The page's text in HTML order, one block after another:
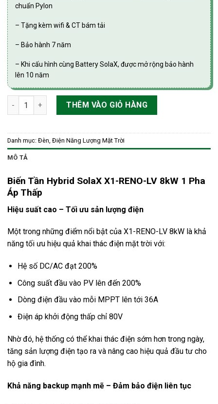
chuẩn Pylon
– Tặng kèm wifi & CT bám tải
– Bảo hành 7 năm
– Khi cấu hình cùng Battery SolaX, được mở rộng bảo hành
lên 10 năm
Biến Tần Hybrid SolaX X1-RENO-LV 8kW 1 Pha Áp Thấp số
THÊM VÀO GIỎ HÀNG
Danh mục: Đèn, Điện Năng Lượng Mặt Trời
MÔ TẢ
Biến Tần Hybrid SolaX X1-RENO-LV 8kW 1 Pha
Áp Thấp
Hiệu suất cao – Tối ưu sản lượng điện
Một trong những điểm nổi bật của X1-RENO-LV 8kW là khả
năng tối ưu hiệu quả khai thác điện mặt trời với:
Hệ số DC/AC đạt 200%
Công suất đầu vào PV lên đến 200%
Dòng điện đầu vào mỗi MPPT lên tới 36A
Điện áp khởi động thấp chỉ 80V
Nhờ đó, hệ thống có thể khai thác điện sớm hơn trong ngày,
tăng sản lượng điện tạo ra và nâng cao hiệu quả đầu tư cho
hộ gia đình.
Khả năng backup mạnh mẽ – Đảm bảo điện liên tục